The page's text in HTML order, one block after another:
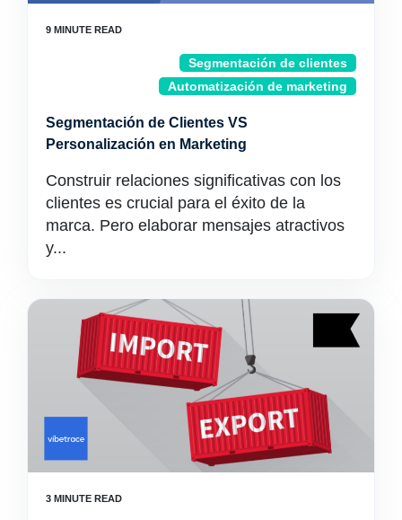
Segmentación de clientes
Automatización de marketing
Segmentación de Clientes VS
Personalización en Marketing
Construir relaciones significativas con los
clientes es crucial para el éxito de la
marca. Pero elaborar mensajes atractivos
y...